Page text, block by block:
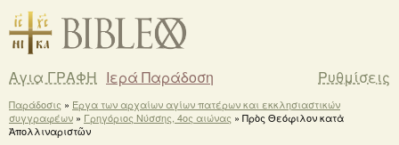
Αγια ΓΡΑΦΗ Ιερά Παράδοση Ρυθμίσεις
Παράδοσις » Έργα των αρχαίων αγίων πατέρων και εκκλησιαστικών
συγγραφέων » Γρηγόριος Νύσσης, 4ος αιώνας » Πρὸς Θεόφιλον κατὰ
Ἀπολλιναριστῶν